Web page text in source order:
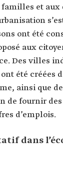
familles et aux
ont été
aux
Des villes
été créées
ainsi que
de fournir
d’emplois.
dans